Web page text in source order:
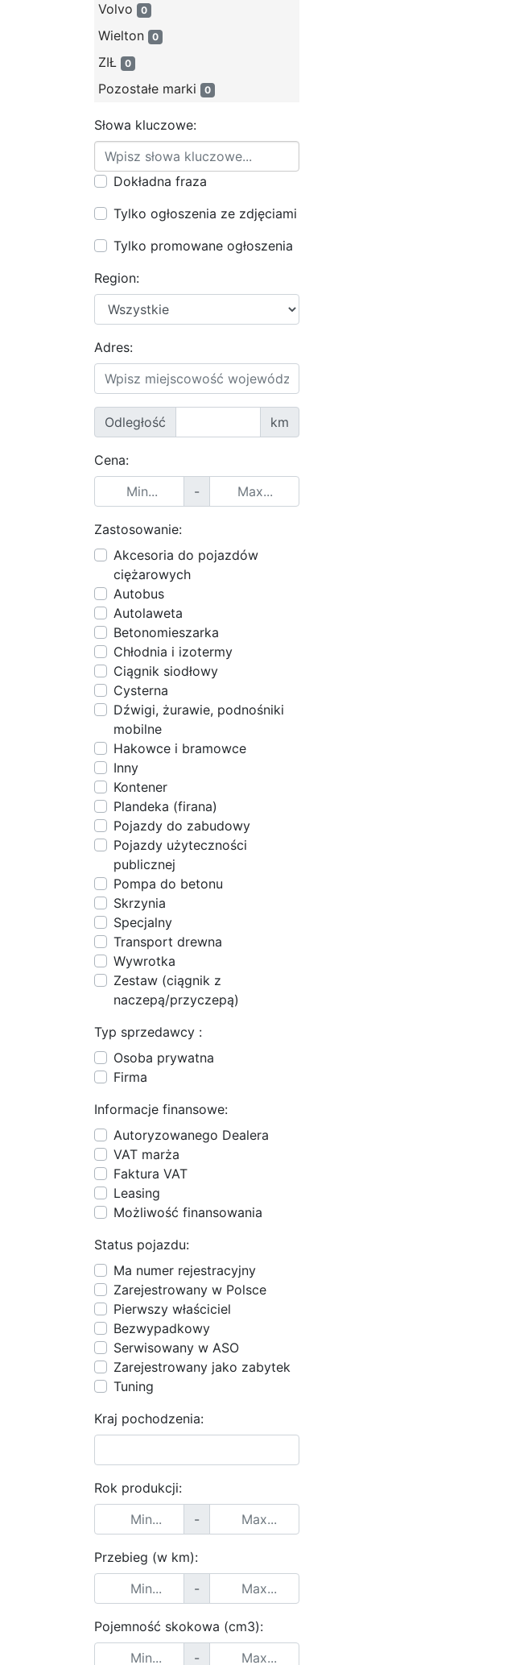
Volvo 0
Wielton 0
ZIŁ 0
Pozostałe marki 0
Słowa kluczowe:
Dokładna fraza
Tylko ogłoszenia ze zdjęciami
Tylko promowane ogłoszenia
Region:
Adres:
Odległość km
Cena:
-
Zastosowanie:
Akcesoria do pojazdów
ciężarowych
Autobus
Autolaweta
Betonomieszarka
Chłodnia i izotermy
Ciągnik siodłowy
Cysterna
Dźwigi, żurawie, podnośniki
mobilne
Hakowce i bramowce
Inny
Kontener
Plandeka (firana)
Pojazdy do zabudowy
Pojazdy użyteczności
publicznej
Pompa do betonu
Skrzynia
Specjalny
Transport drewna
Wywrotka
Zestaw (ciągnik z
naczepą/przyczepą)
Typ sprzedawcy :
Osoba prywatna
Firma
Informacje finansowe:
Autoryzowanego Dealera
VAT marża
Faktura VAT
Leasing
Możliwość finansowania
Status pojazdu:
Ma numer rejestracyjny
Zarejestrowany w Polsce
Pierwszy właściciel
Bezwypadkowy
Serwisowany w ASO
Zarejestrowany jako zabytek
Tuning
Kraj pochodzenia:
Rok produkcji:
-
Przebieg (w km):
-
Pojemność skokowa (cm3):
-